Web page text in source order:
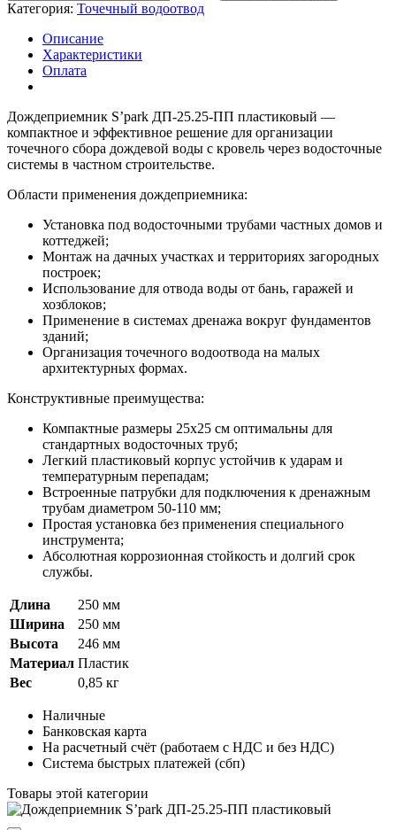
Категория: Точечный водоотвод
Описание
Характеристики
Оплата
Дождеприемник S’park ДП-25.25-ПП пластиковый —
компактное и эффективное решение для организации
точечного сбора дождевой воды с кровель через водосточные
системы в частном строительстве.
Области применения дождеприемника:
Установка под водосточными трубами частных домов и
коттеджей;
Монтаж на дачных участках и территориях загородных
построек;
Использование для отвода воды от бань, гаражей и
хозблоков;
Применение в системах дренажа вокруг фундаментов
зданий;
Организация точечного водоотвода на малых
архитектурных формах.
Конструктивные преимущества:
Компактные размеры 25х25 см оптимальны для
стандартных водосточных труб;
Легкий пластиковый корпус устойчив к ударам и
температурным перепадам;
Встроенные патрубки для подключения к дренажным
трубам диаметром 50-110 мм;
Простая установка без применения специального
инструмента;
Абсолютная коррозионная стойкость и долгий срок
службы.
Длина
250 мм
Ширина
250 мм
Высота
246 мм
Материал Пластик
Вес
0,85 кг
Наличные
Банковская карта
На расчетный счёт (работаем с НДС и без НДС)
Система быстрых платежей (сбп)
Товары этой категории